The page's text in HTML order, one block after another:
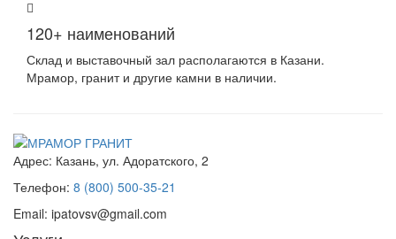
120+ наименований
Склад и выставочный зал располагаются в Казани.
Мрамор, гранит и другие камни в наличии.
Адрес: Казань, ул. Адоратского, 2
Телефон: 8 (800) 500-35-21
Email: ipatovsv@gmail.com